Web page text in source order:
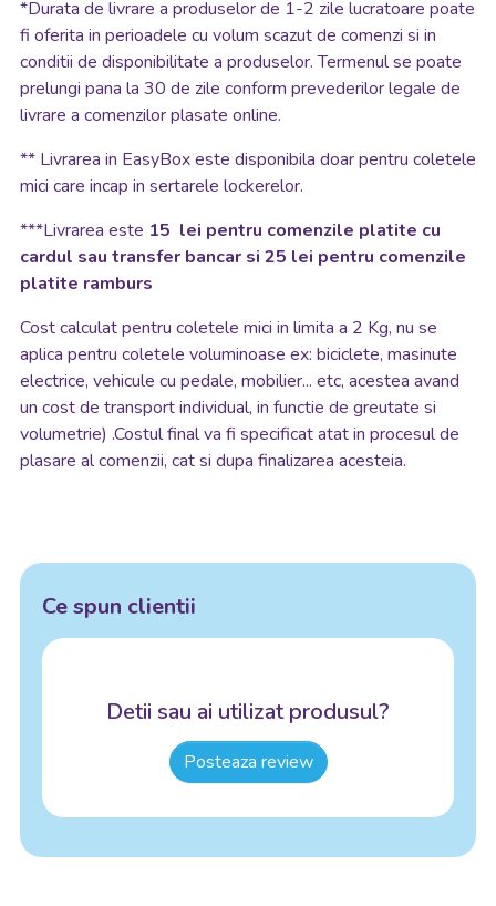
*Durata de livrare a produselor de 1-2 zile lucratoare poate
fi oferita in perioadele cu volum scazut de comenzi si in
conditii de disponibilitate a produselor. Termenul se poate
prelungi pana la 30 de zile conform prevederilor legale de
livrare a comenzilor plasate online.
** Livrarea in EasyBox este disponibila doar pentru coletele
mici care incap in sertarele lockerelor.
***Livrarea este 15 lei pentru comenzile platite cu
cardul sau transfer bancar si 25 lei pentru comenzile
platite ramburs
Cost calculat pentru coletele mici in limita a 2 Kg, nu se
aplica pentru coletele voluminoase ex: biciclete, masinute
electrice, vehicule cu pedale, mobilier... etc, acestea avand
un cost de transport individual, in functie de greutate si
volumetrie) .Costul final va fi specificat atat in procesul de
plasare al comenzii, cat si dupa finalizarea acesteia.
Ce spun clientii
Detii sau ai utilizat produsul?
Posteaza review